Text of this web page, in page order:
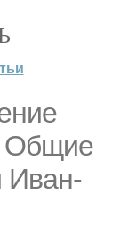
Общие
Иван-